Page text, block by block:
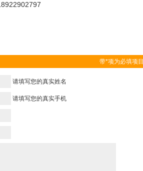
带*项为必填项目
请填写您的真实姓名
请填写您的真实手机